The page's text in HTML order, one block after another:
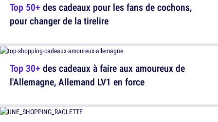
Top 30+ des cadeaux à faire aux amoureux de
l'Allemagne, Allemand LV1 en force
Top 50+ des cadeaux pour les fans de cochons,
pour changer de la tirelire